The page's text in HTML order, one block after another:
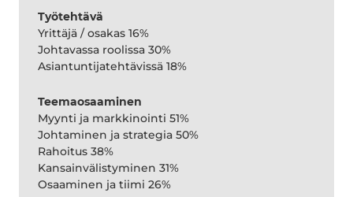
Työtehtävä
Yrittäjä / osakas 16%
Johtavassa roolissa 30%
Asiantuntijatehtävissä 18%
Teemaosaaminen
Myynti ja markkinointi 51%
Johtaminen ja strategia 50%
Rahoitus 38%
Kansainvälistyminen 31%
Osaaminen ja tiimi 26%